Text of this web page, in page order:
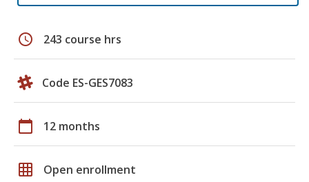
schedule 243 course hrs
Code ES-GES7083
calendar_today 12 months
grid_on Open enrollment